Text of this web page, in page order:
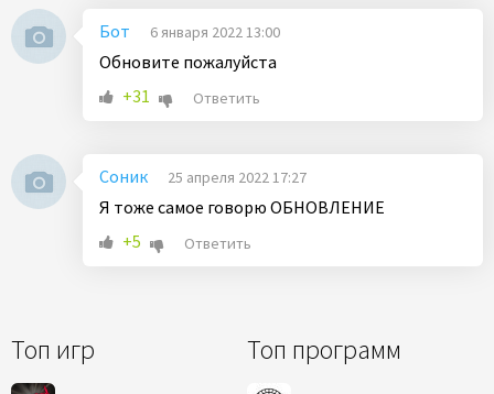
Топ игр Топ программ
Бот 6 января 2022 13:00
Обновите пожалуйста
+31
Ответить
Соник 25 апреля 2022 17:27
Я тоже самое говорю ОБНОВЛЕНИЕ
+5
Ответить